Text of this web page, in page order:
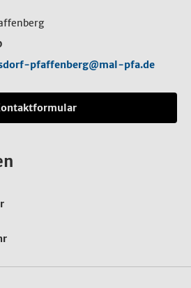
pfaffenberg@mal-pfa.de